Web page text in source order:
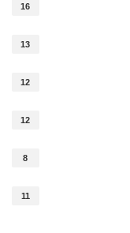
16
13
12
12
8
11